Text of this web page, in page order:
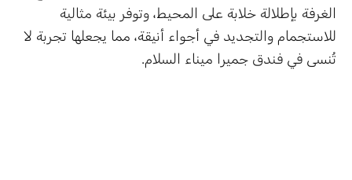
الغرفة بإطلالة خلابة على المحيط، وتوفر بيئة مثالية
للاستجمام والتجديد في أجواء أنيقة، مما يجعلها تجربة لا
تُنسى في فندق جميرا ميناء السلام.